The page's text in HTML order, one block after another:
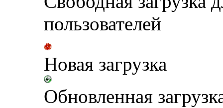
пользователей
Новая загрузка
Обновленная